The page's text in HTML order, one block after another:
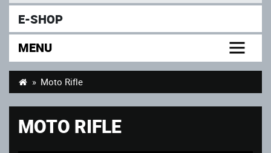
E-SHOP
MENU
Moto Rifle
MOTO RIFLE